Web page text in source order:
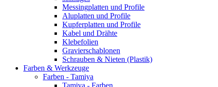
Messingplatten und Profile
Aluplatten und Profile
Kupferplatten und Profile
Kabel und Drähte
Klebefolien
Gravierschablonen
Schrauben & Nieten (Plastik)
Farben & Werkzeuge
Farben - Tamiya
Tamiya - Farben